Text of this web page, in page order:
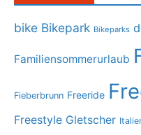
bike Bikepark Bikeparks
Familiensommerurlaub
Fieberbrunn Freeride
Freestyle Gletscher